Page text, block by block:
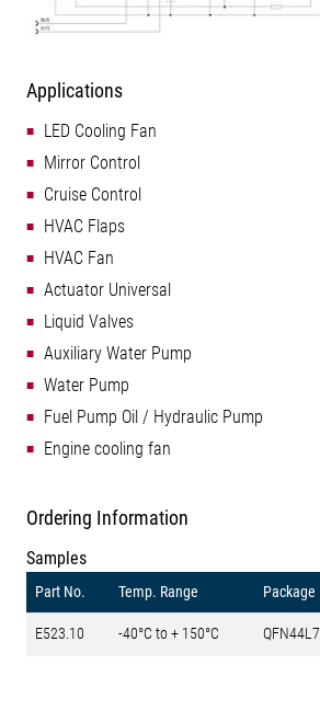
Applications
LED Cooling Fan
Mirror Control
Cruise Control
HVAC Flaps
HVAC Fan
Actuator Universal
Liquid Valves
Auxiliary Water Pump
Water Pump
Fuel Pump Oil / Hydraulic Pump
Engine cooling fan
Ordering Information
Samples
Part No. Temp. Range Package
E523.10 -40°C to + 150°C QFN44L7